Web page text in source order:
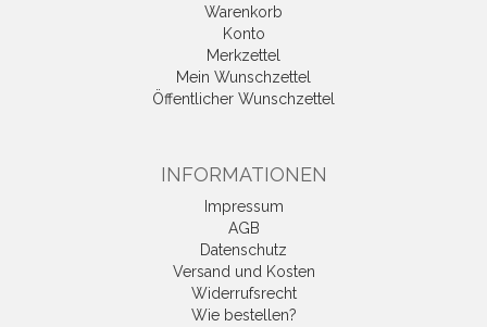
Warenkorb
Konto
Merkzettel
Mein Wunschzettel
Öffentlicher Wunschzettel
INFORMATIONEN
Impressum
AGB
Datenschutz
Versand und Kosten
Widerrufsrecht
Wie bestellen?